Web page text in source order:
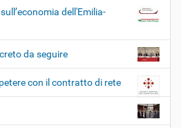
dell'Emilia-
da seguire
con il contratto di rete